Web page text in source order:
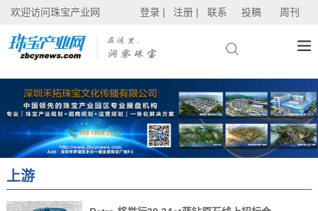
欢迎访问珠宝产业网 登录 | 注册 | 联系 投稿 周刊
上游